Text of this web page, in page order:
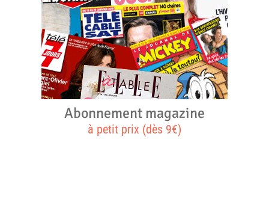
Abonnement magazine
à petit prix (dès 9€)